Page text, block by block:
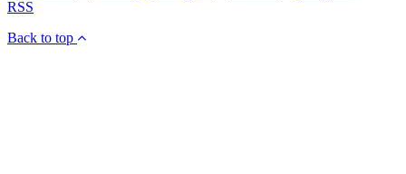
RSS
Back to top